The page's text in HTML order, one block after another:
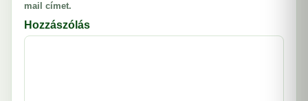
mail címet.
Hozzászólás